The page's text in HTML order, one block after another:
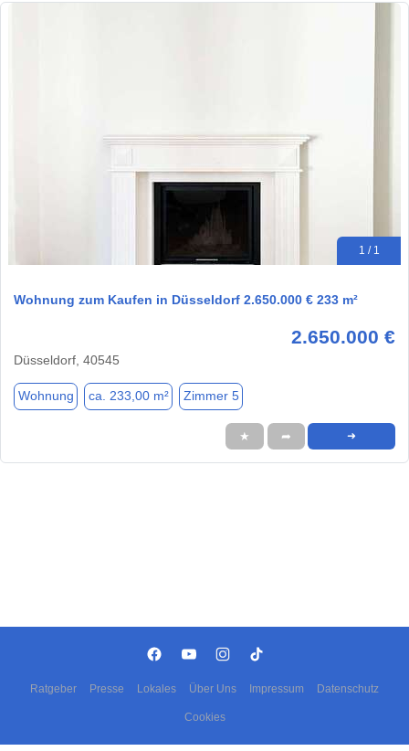
1 / 1
Wohnung zum Kaufen in Düsseldorf 2.650.000 € 233 m²
2.650.000 €
Düsseldorf, 40545
Wohnung ca. 233,00 m² Zimmer 5
★ ➦ ➜
Ratgeber Presse Lokales Über Uns Impressum Datenschutz
Cookies